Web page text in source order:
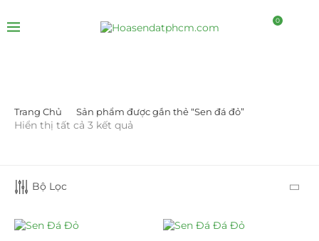
0
LỌC BỞI GIÁ
Trang Chủ Sản phẩm được gắn thẻ “Sen đá đỏ”
Hiển thị tất cả 3 kết quả
Bộ Lọc